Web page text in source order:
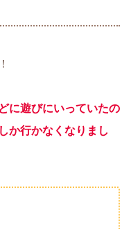
に遊びにいっていたの
か行かなくなりまし